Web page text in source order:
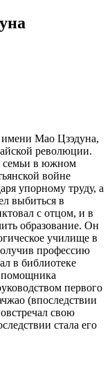
имени Мао Цзэдуна,
революции.
семьи в южном
войне
упорному труду, а
выбиться в
с отцом, и в
образование. Он
училище в
профессию
в библиотеке
помощника
первого
(впоследствии
свою
стала его